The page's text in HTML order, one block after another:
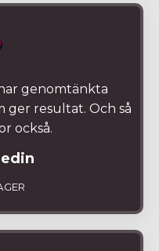
genomtänkta
ger resultat. Och så
också.